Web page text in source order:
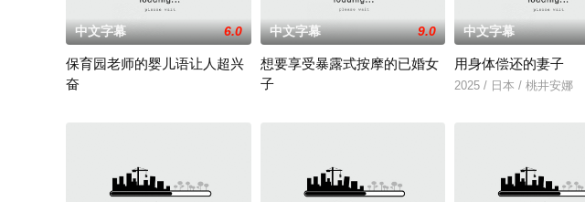
中文字幕 6.0
保育园老师的婴儿语让人超兴
奋
中文字幕 9.0
想要享受暴露式按摩的已婚女
子
中文字幕
用身体偿还的妻子
2025 / 日本 / 桃井安娜